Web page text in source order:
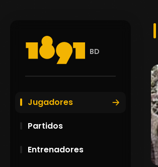
BD
Jugadores
Partidos
Entrenadores